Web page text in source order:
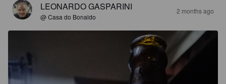
LEONARDO GASPARINI
@ Casa do Bonaldo
2 months ago